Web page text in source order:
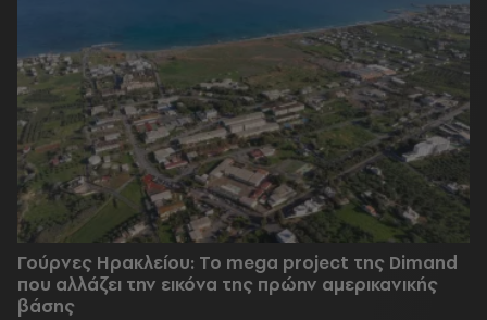
Γούρνες Ηρακλείου: To mega project της Dimand
που αλλάζει την εικόνα της πρώην αμερικανικής
βάσης